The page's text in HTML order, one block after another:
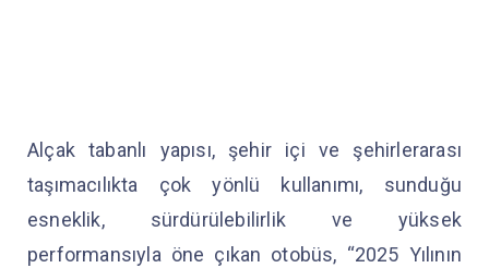
Alçak tabanlı yapısı, şehir içi ve şehirlerarası
taşımacılıkta çok yönlü kullanımı, sunduğu
esneklik, sürdürülebilirlik ve yüksek
performansıyla öne çıkan otobüs, “2025 Yılının